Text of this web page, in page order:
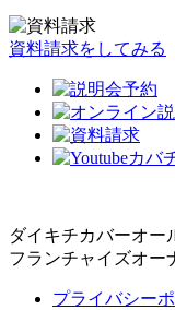
資料請求をしてみる
ダイキチカバーオー
フランチャイズオー
プライバシー